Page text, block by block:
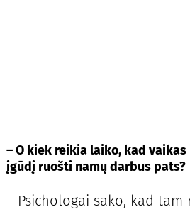
– O kiek reikia laiko, kad
įgūdį ruošti namų darbus pats?
– Psichologai sako, kad tam